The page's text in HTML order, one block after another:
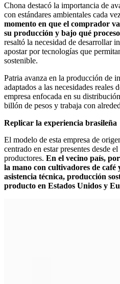
Chona destacó la importancia de
con estándares ambientales cada
momento en que el comprador
su producción y bajo qué
resaltó la necesidad de desarrollar
apostar por tecnologías que
sostenible.
Patria avanza en la producción de
adaptados a las necesidades reales
empresa enfocada en su
billón de pesos y trabaja con
Replicar la experiencia brasileña
El modelo de esta empresa de
centrado en estar presentes desde
productores. En el vecino país,
la mano con cultivadores de
asistencia técnica, producción
producto en Estados Unidos y